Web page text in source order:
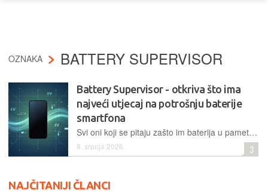
OZNAKA BATTERY SUPERVISOR
Battery Supervisor - otkriva što ima
najveći utjecaj na potrošnju baterije
smartfona
Svi oni koji se pitaju zašto im baterija u pametnom telefonu odjednom traje kraće, ovo je još jedna aplikacija koja pomaže dati dogovor upravo na to pitanje, nudeći pritom i šačicu drugih korisnih informacija i dijagnostičkih alata...
8. srpnja 2026. 3
NAJČITANIJI ČLANCI